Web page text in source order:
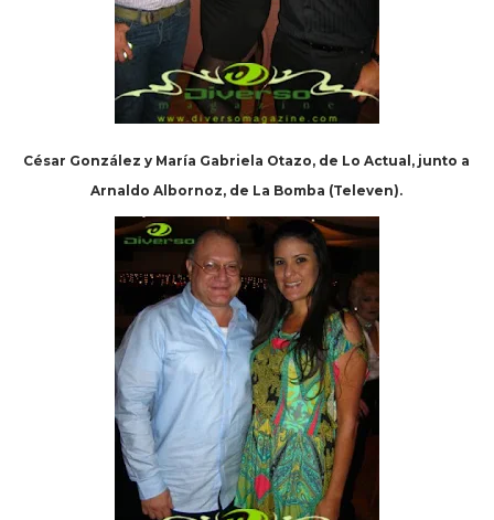
César González y María Gabriela Otazo, de Lo Actual, junto a
Arnaldo Albornoz, de La Bomba (Televen).